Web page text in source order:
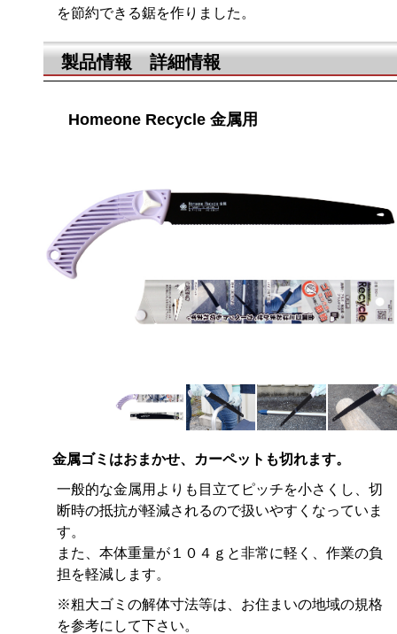
を節約できる鋸を作りました。
製品情報 詳細情報
Homeone Recycle 金属用
金属ゴミはおまかせ、カーペットも切れます。
一般的な金属用よりも目立てピッチを小さくし、切
断時の抵抗が軽減されるので扱いやすくなっていま
す。
また、本体重量が１０４ｇと非常に軽く、作業の負
担を軽減します。
※粗大ゴミの解体寸法等は、お住まいの地域の規格
を参考にして下さい。